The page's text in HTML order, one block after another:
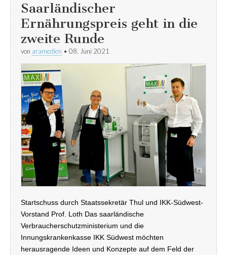
Saarländischer
Ernährungspreis geht in die
zweite Runde
von aramedien • 08. Juni 2021
Startschuss durch Staatssekretär Thul und IKK-Südwest-
Vorstand Prof. Loth Das saarländische
Verbraucherschutzministerium und die
Innungskrankenkasse IKK Südwest möchten
herausragende Ideen und Konzepte auf dem Feld der